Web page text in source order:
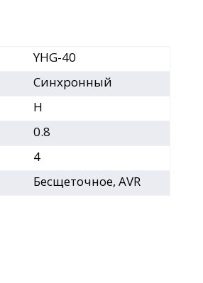
YHG-40
Синхронный
H
0.8
4
Бесщеточное, AVR